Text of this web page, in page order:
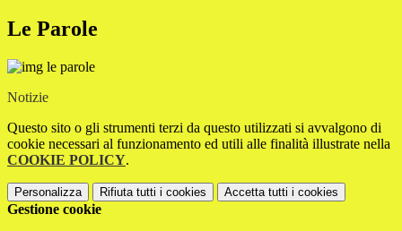
Le Parole
Notizie
Questo sito o gli strumenti terzi da questo utilizzati si avvalgono di
cookie necessari al funzionamento ed utili alle finalità illustrate nella
COOKIE POLICY.
Personalizza Rifiuta tutti i cookies Accetta tutti i cookies
Gestione cookie